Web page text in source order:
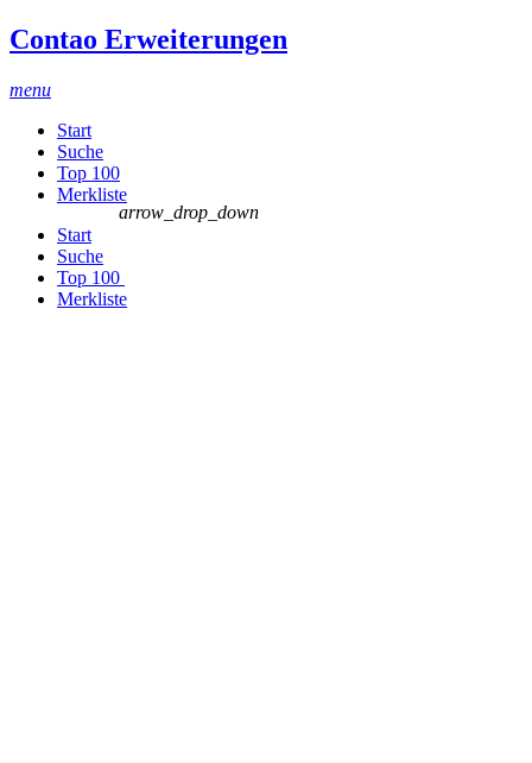
Contao Erweiterungen
menu
Start
Suche
Top 100
Merkliste
Start
Suche
Top 100
arrow_drop_down
Merkliste